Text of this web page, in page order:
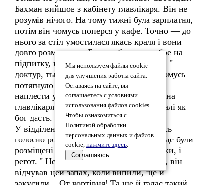
Бахман вийшов з кабінету главлікаря. Він не
розумів нічого. На тому тижні була зарплатня,
потім він чомусь поперся у кафе. Точно — до
нього за стіл умостилася якась краля і вони
довго розмовляли. Бахман був вже добре на
підпитку, кралечка ще сміялася і казала "
доктур, ты на кочерге". А потім його чомусь
потягнуло на відвертості... Що він міг
наплести у такому стані... Та начхати і на
главлікаря і на ФСБ... Ніч відчергує і далі як
бог дасть.
У відділенні було якось тривожно. Якось
голосно розмовляли пациєнти, з палат де були
розміщені легко поранені лунали матюки, і
регот. " Невже бухло хтось приніс? Так, він
відчував цей запах, коли випили, ще й
закусили... От чортівня! Та ще й галас такий,
Мы используем файлы cookie
для улучшения работы сайта.
Оставаясь на сайте, вы
соглашаетесь с условиями
использования файлов cookies.
Чтобы ознакомиться с
Политикой обработки
персональных данных и файлов
cookie, нажмите здесь.
Соглашаюсь